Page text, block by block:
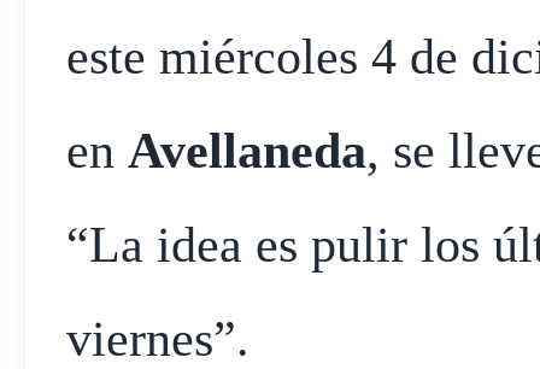
este miércoles 4 de
en Avellaneda, se
“La idea es pulir los
viernes”.